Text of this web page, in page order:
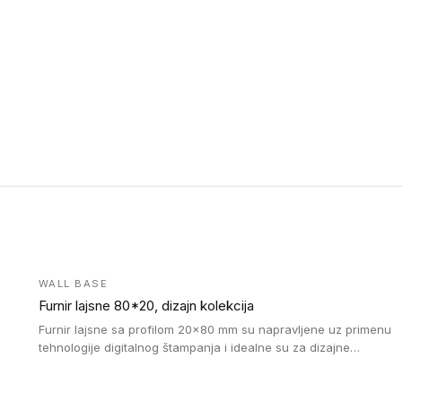
WALL BASE
Furnir lajsne 80*20, dizajn kolekcija
Furnir lajsne sa profilom 20x80 mm su napravljene uz primenu
tehnologije digitalnog štampanja i idealne su za dizajne